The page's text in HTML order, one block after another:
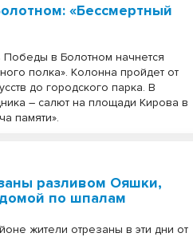
«Бессмертный
Победы в Болотном начнется
полка». Колонна пройдет от
до городского парка. В
– салют на площади Кирова в
памяти».
разливом Ояшки,
по шпалам
жители отрезаны в эти дни от